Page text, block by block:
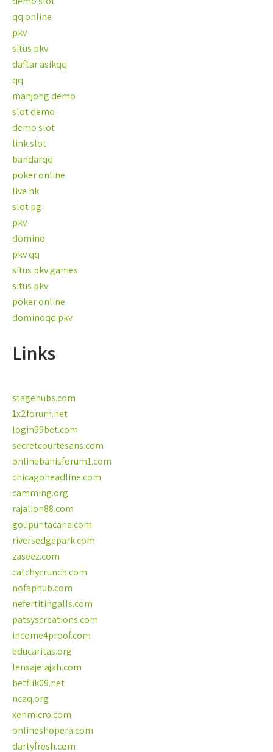
qq online
pkv
situs pkv
daftar asikqq
qq
mahjong demo
slot demo
demo slot
link slot
bandarqq
poker online
live hk
slot pg
pkv
domino
pkv qq
situs pkv games
situs pkv
poker online
dominoqq pkv
Links
stagehubs.com
1x2forum.net
login99bet.com
secretcourtesans.com
onlinebahisforum1.com
chicagoheadline.com
camming.org
rajalion88.com
goupuntacana.com
riversedgepark.com
zaseez.com
catchycrunch.com
nofaphub.com
nefertitingalls.com
patsyscreations.com
income4proof.com
educaritas.org
lensajelajah.com
betflik09.net
ncaq.org
xenmicro.com
onlineshopera.com
dartyfresh.com